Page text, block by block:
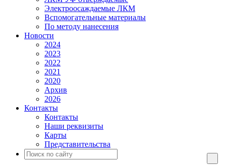
Электроосаждаемые ЛКМ
Вспомогательные материалы
По методу нанесения
Новости
2024
2023
2022
2021
2020
Архив
2026
Контакты
Контакты
Наши реквизиты
Карты
Представительства